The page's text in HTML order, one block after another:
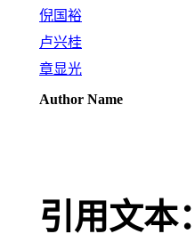
倪国裕
卢兴桂
章显光
Author Name
引用文本：